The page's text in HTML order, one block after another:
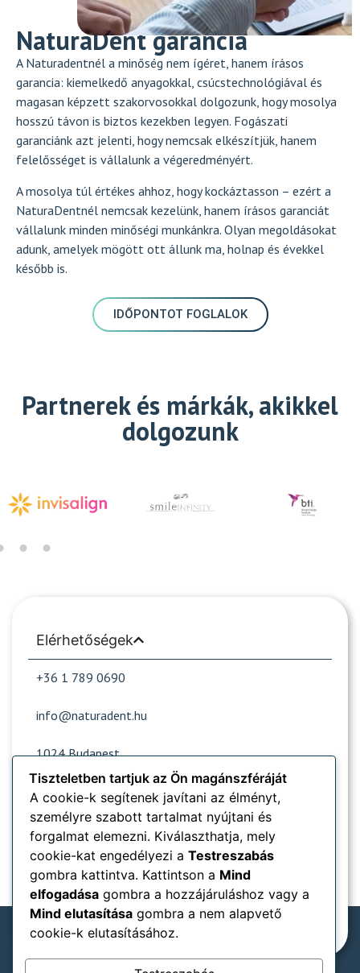
NaturaDent garancia
A Naturadentnél a minőség nem ígéret, hanem írásos
garancia: kiemelkedő anyagokkal, csúcstechnológiával és
magasan képzett szakorvosokkal dolgozunk, hogy mosolya
hosszú távon is biztos kezekben legyen. Fogászati
garanciánk azt jelenti, hogy nemcsak elkészítjük, hanem
felelősséget is vállalunk a végeredményért.
A mosolya túl értékes ahhoz, hogy kockáztasson – ezért a
NaturaDentnél nemcsak kezelünk, hanem írásos garanciát
vállalunk minden minőségi munkánkra. Olyan megoldásokat
adunk, amelyek mögött ott állunk ma, holnap és évekkel
később is.
IDŐPONTOT FOGLALOK
Partnerek és márkák, akikkel
dolgozunk
Elérhetőségek
+36 1 789 0690
info@naturadent.hu
1024 Budapest,
Lövőház utca 39.
Nyitvatartás
Népszerű oldalak
Információk
Tiszteletben tartjuk az Ön magánszféráját
A cookie-k segítenek javítani az élményt,
személyre szabott tartalmat nyújtani és
forgalmat elemezni. Kiválaszthatja, mely
cookie-kat engedélyezi a Testreszabás
gombra kattintva. Kattintson a Mind
elfogadása gombra a hozzájáruláshoz vagy a
Mind elutasítása gombra a nem alapvető
cookie-k elutasításához.